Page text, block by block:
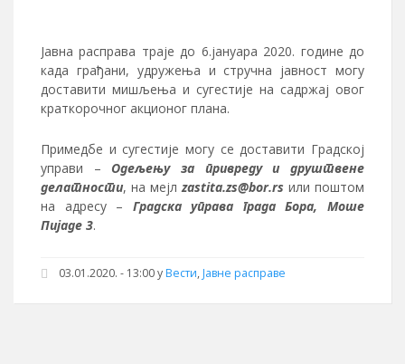
Јавна расправа траје до 6.јануара 2020. године до
када грађани, удружења и стручна јавност могу
доставити мишљења и сугестије на садржај овог
краткорочног акционог плана.
Примедбе и сугестије могу се доставити Градској
управи – Одељењу за привреду
и друштвене
делатности, на мејлzastita.zs@bor.rs или поштом
на адресу – Градска управа града Бора, Моше
Пијаде 3.
03.01.2020. - 13:00уВести,Јавне расправе